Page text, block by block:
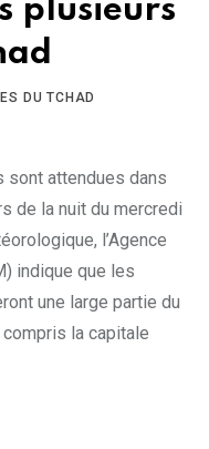
plusieurs
DU TCHAD
sont attendues dans
de la nuit du mercredi
l’Agence
indique que les
une large partie du
la capitale